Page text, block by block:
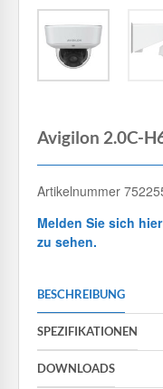
Avigilon 2.0C-
Artikelnummer
Melden Sie sich
zu sehen.
BESCHREIBUNG
SPEZIFIKATIONEN
DOWNLOADS